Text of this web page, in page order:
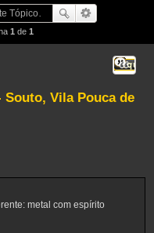
1 de 1
Souto, Vila Pouca de
Citar
metal com espírito